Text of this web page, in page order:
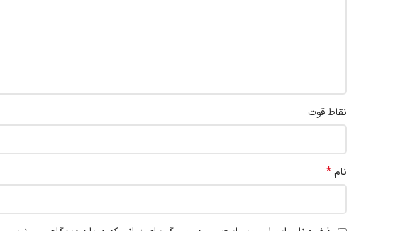
نقاط قوت
نام*